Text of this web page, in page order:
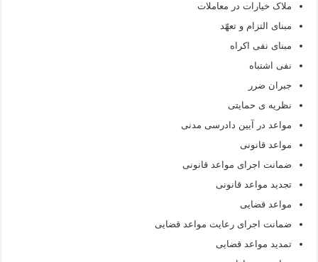
ملاک خیارات در معاملات
مبنای التزام و تعهّد
مبنای نفی اکراه
نفی اشتباه
جبران ضرر
نظریه ی حمایتی
مواعد در آیین دادرسی مدنی
مواعد قانونی
ضمانت اجرای مواعد قانونی
تجدید مواعد قانونی
مواعد قضایی
ضمانت اجرای رعایت مواعد قضایی
تمدید مواعد قضایی